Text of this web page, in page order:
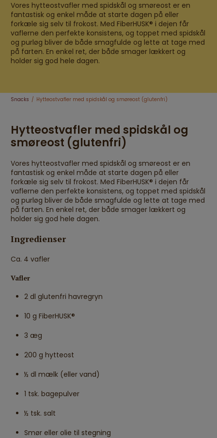
Vores hytteostvafler med spidskål og smøreost er en
fantastisk og enkel måde at starte dagen på eller
forkæle sig selv til frokost. Med FiberHUSK® i dejen får
vaflerne den perfekte konsistens, og toppet med spidskål
og purløg bliver de både smagfulde og lette at tage med
på farten. En enkel ret, der både smager lækkert og
holder sig god hele dagen.
Snacks Hytteostvafler med spidskål og smøreost (glutenfri)
Hytteostvafler med spidskål og
smøreost (glutenfri)
Vores hytteostvafler med spidskål og smøreost er en
fantastisk og enkel måde at starte dagen på eller
forkæle sig selv til frokost. Med FiberHUSK® i dejen får
vaflerne den perfekte konsistens, og toppet med spidskål
og purløg bliver de både smagfulde og lette at tage med
på farten. En enkel ret, der både smager lækkert og
holder sig god hele dagen.
Ingredienser
Ca. 4 vafler
Vafler
2 dl glutenfri havregryn
10 g FiberHUSK®
3 æg
200 g hytteost
½ dl mælk (eller vand)
1 tsk. bagepulver
½ tsk. salt
Smør eller olie til stegning